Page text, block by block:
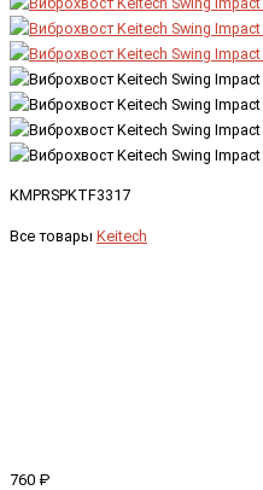
KMPRSPKTF3317
Все товары Keitech
760 ₽